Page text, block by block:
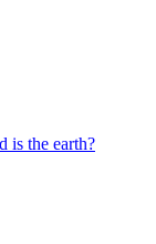
is the earth?